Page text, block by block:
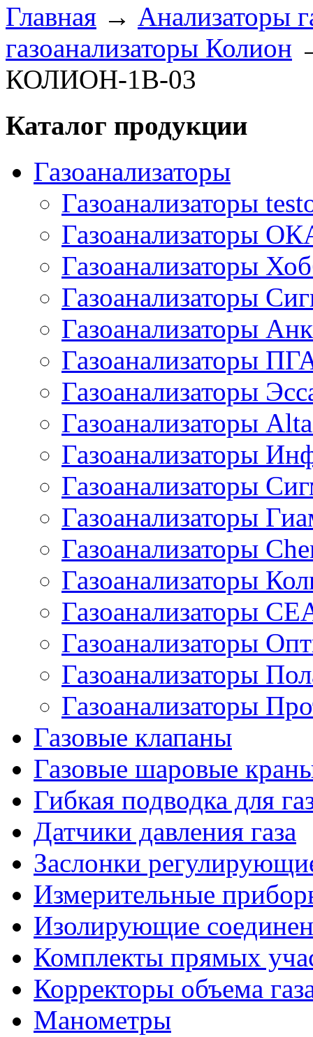
Главная → Анализаторы
газоанализаторы Колион
КОЛИОН-1В-03
Каталог продукции
Газоанализаторы
Газоанализаторы
Газоанализаторы
Газоанализаторы
Газоанализаторы
Газоанализаторы
Газоанализаторы
Газоанализаторы
Газоанализаторы
Газоанализаторы
Газоанализаторы
Газоанализаторы
Газоанализаторы
Газоанализаторы
Газоанализаторы
Газоанализаторы
Газоанализаторы
Газоанализаторы
Газовые клапаны
Газовые шаровые
Гибкая подводка для
Датчики давления газа
Заслонки
Измерительные
Изолирующие
Комплекты прямых
Корректоры объема
Манометры